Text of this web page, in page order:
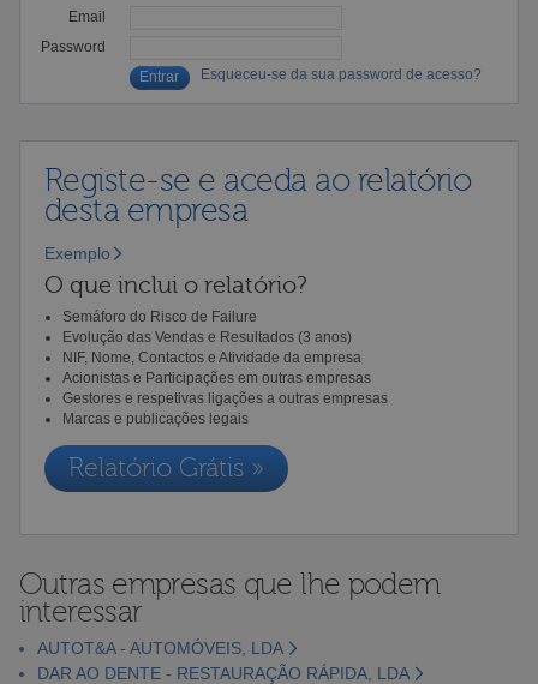
Email
Password
Esqueceu-se da sua password de acesso?
Registe-se e aceda ao relatório
desta empresa
Exemplo
O que inclui o relatório?
Semáforo do Risco de Failure
Evolução das Vendas e Resultados (3 anos)
NIF, Nome, Contactos e Atividade da empresa
Acionistas e Participações em outras empresas
Gestores e respetivas ligações a outras empresas
Marcas e publicações legais
Relatório Grátis »
Outras empresas que lhe podem
interessar
AUTOT&A - AUTOMÓVEIS, LDA
DAR AO DENTE - RESTAURAÇÃO RÁPIDA, LDA